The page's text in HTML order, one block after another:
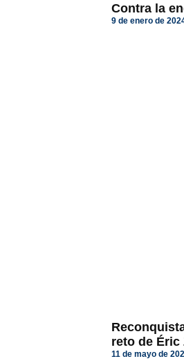
Contra la
9 de enero de
reto de Éric
11 de mayo de